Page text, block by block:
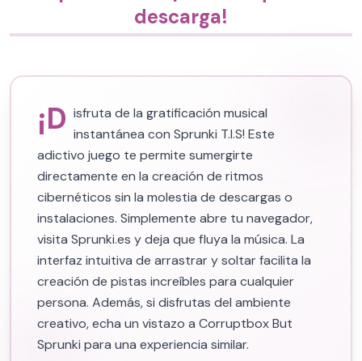
descarga!
¡D isfruta de la gratificación musical
instantánea con Sprunki T.I.S! Este
adictivo juego te permite sumergirte
directamente en la creación de ritmos
cibernéticos sin la molestia de descargas o
instalaciones. Simplemente abre tu navegador,
visita Sprunki.es y deja que fluya la música. La
interfaz intuitiva de arrastrar y soltar facilita la
creación de pistas increíbles para cualquier
persona. Además, si disfrutas del ambiente
creativo, echa un vistazo a Corruptbox But
Sprunki para una experiencia similar.